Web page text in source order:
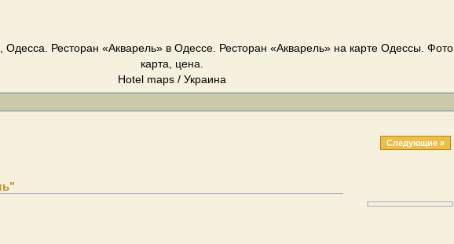
Одесса. Ресторан «Акварель» в Одессе. Ресторан «Акварель» на карте Одессы. Фото,
карта, цена.
Hotel maps / Украина
Следующие »